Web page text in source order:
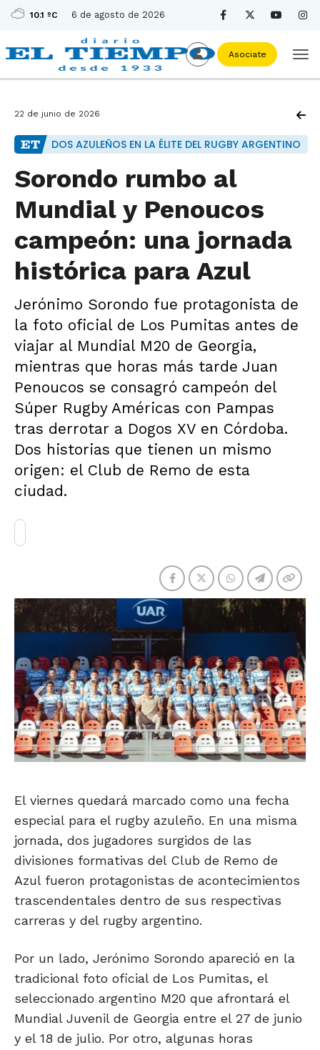
10.1 ºC 6 de agosto de 2026
Asociate
22 de junio de 2026
DOS AZULEÑOS EN LA ÉLITE DEL RUGBY ARGENTINO
Sorondo rumbo al
Mundial y Penoucos
campeón: una jornada
histórica para Azul
Jerónimo Sorondo fue protagonista de
la foto oficial de Los Pumitas antes de
viajar al Mundial M20 de Georgia,
mientras que horas más tarde Juan
Penoucos se consagró campeón del
Súper Rugby Américas con Pampas
tras derrotar a Dogos XV en Córdoba.
Dos historias que tienen un mismo
origen: el Club de Remo de esta
ciudad.
El viernes quedará marcado como una fecha
especial para el rugby azuleño. En una misma
jornada, dos jugadores surgidos de las
divisiones formativas del Club de Remo de
Azul fueron protagonistas de acontecimientos
trascendentales dentro de sus respectivas
carreras y del rugby argentino.
Por un lado, Jerónimo Sorondo apareció en la
tradicional foto oficial de Los Pumitas, el
seleccionado argentino M20 que afrontará el
Mundial Juvenil de Georgia entre el 27 de junio
y el 18 de julio. Por otro, algunas horas